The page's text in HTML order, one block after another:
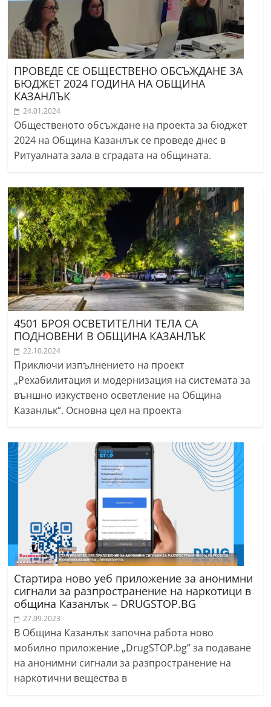
ПРОВЕДЕ СЕ ОБЩЕСТВЕНО ОБСЪЖДАНЕ ЗА
БЮДЖЕТ 2024 ГОДИНА НА ОБЩИНА
КАЗАНЛЪК
24.01.2024
Общественото обсъждане на проекта за бюджет
2024 на Община Казанлък се проведе днес в
Ритуалната зала в сградата на общината.
4501 БРОЯ ОСВЕТИТЕЛНИ ТЕЛА СА
ПОДНОВЕНИ В ОБЩИНА КАЗАНЛЪК
22.10.2024
Приключи изпълнението на проект
„Рехабилитация и модернизация на системата за
външно изкуствено осветление на Община
Казанльк“. Основна цел на проекта
Стартира ново уеб приложение за анонимни
сигнали за разпространение на наркотици в
община Казанлък – DRUGSTOP.BG
27.09.2023
В Община Казанлък започна работа ново
мобилно приложение „DrugSTOP.bg” за подаване
на анонимни сигнали за разпространение на
наркотични вещества в